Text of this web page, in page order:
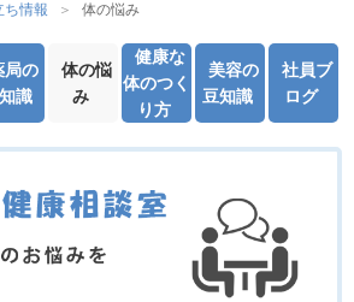
ち情報 体の悩み
局の
識
体の悩
み
健康な
体のつく
り方
美容の
豆知識
社員ブ
ログ